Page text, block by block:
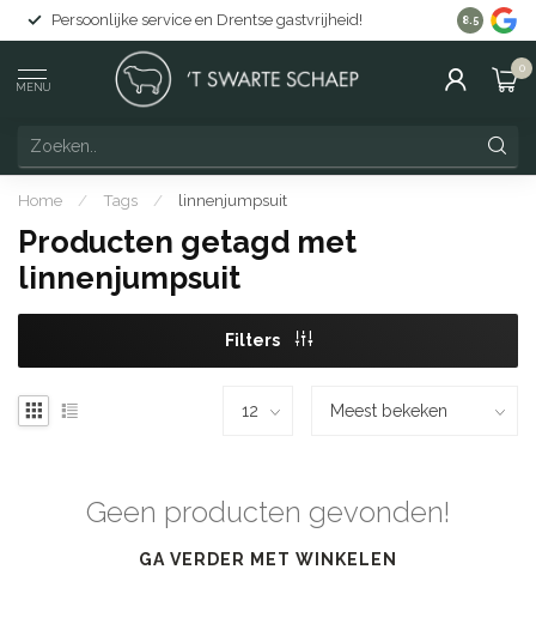
Persoonlijke service en Drentse gastvrijheid! Gratis
8.5
MENU
0
Home / Tags / linnenjumpsuit
Producten getagd met
linnenjumpsuit
Filters
Geen producten gevonden!
GA VERDER MET WINKELEN